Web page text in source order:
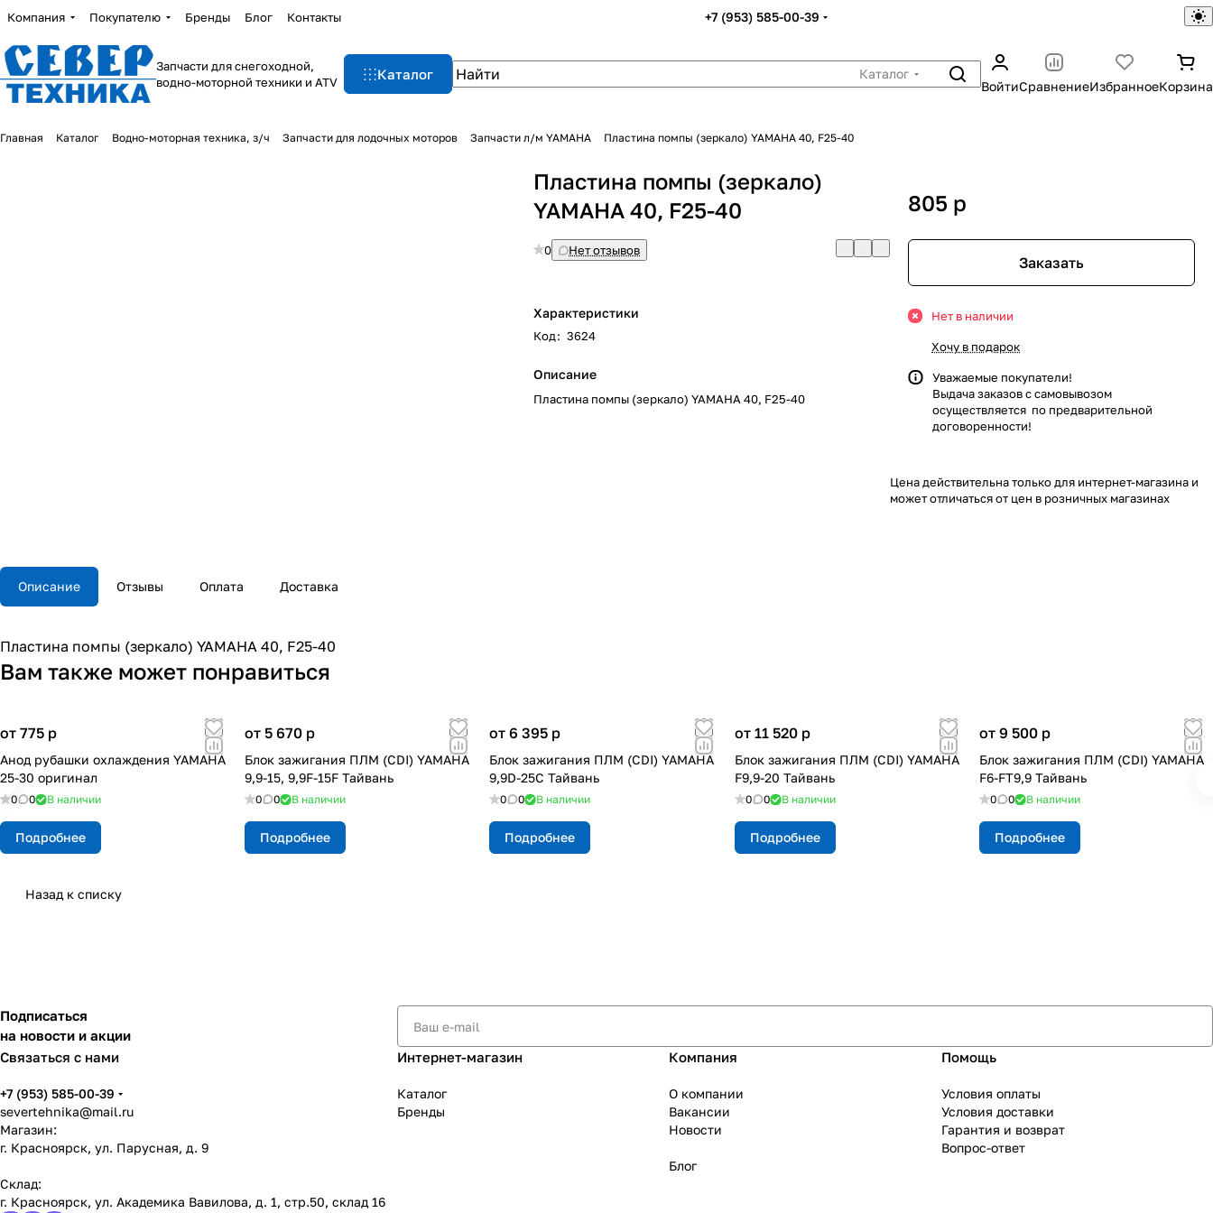
Компания Покупателю Бренды Блог Контакты +7 (953) 585-00-39
Запчасти для снегоходной,
водно-моторной техники и ATV
Каталог
Каталог
ВойтиСравнениеИзбранноеКорзина
Главная Каталог Водно-моторная техника, з/ч Запчасти для лодочных моторов Запчасти л/м YAMAHA Пластина помпы (зеркало) YAMAHA 40, F25-40
Пластина помпы (зеркало)
YAMAHA 40, F25-40
0 Нет отзывов
Характеристики
Код: 3624
Описание
Пластина помпы (зеркало) YAMAHA 40, F25-40
805 p
Заказать
Нет в наличии
Хочу в подарок
Уважаемые покупатели!
Выдача заказов с самовывозом
осуществляется по предварительной
договоренности!
Цена действительна только для интернет-магазина и
может отличаться от цен в розничных магазинах
Описание Отзывы Оплата Доставка
Пластина помпы (зеркало) YAMAHA 40, F25-40
Вам также может понравиться
от 775 p
Анод рубашки охлаждения YAMAHA
25-30 оригинал
0 0 В наличии
Подробнее
от 5 670 p
Блок зажигания ПЛМ (CDI) YAMAHA
9,9-15, 9,9F-15F Тайвань
0 0 В наличии
Подробнее
от 6 395 p
Блок зажигания ПЛМ (CDI) YAMAHA
9,9D-25C Тайвань
0 0 В наличии
Подробнее
от 11 520 p
Блок зажигания ПЛМ (CDI) YAMAHA
F9,9-20 Тайвань
0 0 В наличии
Подробнее
от 9 500 p
Блок зажигания ПЛМ (CDI) YAMAHA
F6-FT9,9 Тайвань
0 0 В наличии
Подробнее
Назад к списку
Подписаться
на новости и акции
Связаться с нами
+7 (953) 585-00-39
severtehnika@mail.ru
Магазин:
г. Красноярск, ул. Парусная, д. 9
Склад:
г. Красноярск, ул. Академика Вавилова, д. 1, стр.50, склад 16
Интернет-магазин
Каталог
Бренды
Компания
О компании
Вакансии
Новости
Блог
Помощь
Условия оплаты
Условия доставки
Гарантия и возврат
Вопрос-ответ